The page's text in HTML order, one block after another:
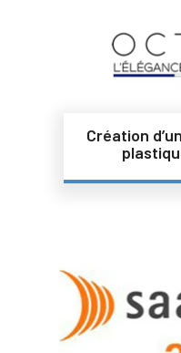
Création